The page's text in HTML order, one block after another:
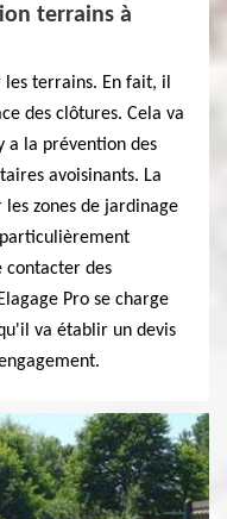
terrains à
terrains. En fait, il
des clôtures. Cela va
a la prévention des
avoisinants. La
zones de jardinage
des
Pro se charge
va établir un devis